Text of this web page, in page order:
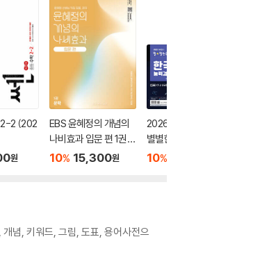
2-2 (202
원
EBS 윤혜정의 개념의
나비효과 입문 편 1권
문학 (2026년용)
10% 15,300원
2026 큰별쌤 최태성의
별별한국사 한국사능
력검정시험 심화(1,2,3
10%
념, 키워드, 그림, 도표, 용어사전으